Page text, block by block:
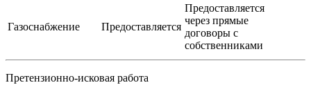
Газоснабжение Предоставляется
Предоставляется
через прямые
договоры с
собственниками
Претензионно-исковая работа